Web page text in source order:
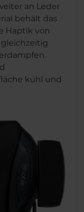
an Leder
behält das
Haptik von
kühl und